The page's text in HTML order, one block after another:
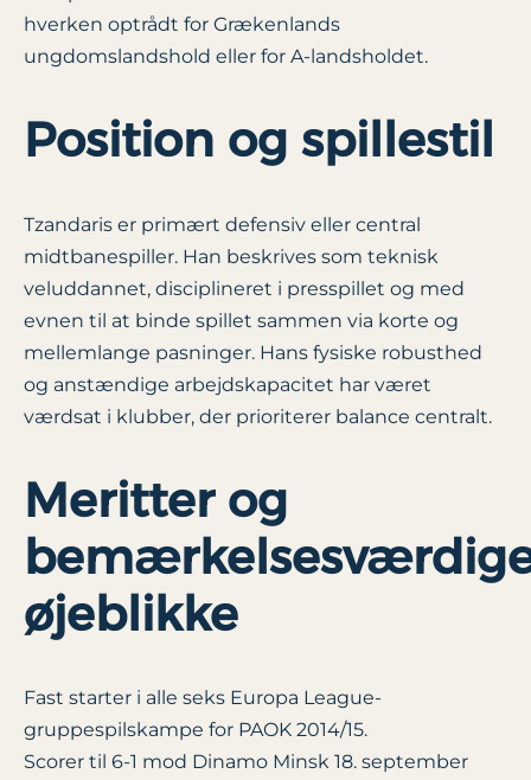
hverken optrådt for Grækenlands
ungdomslandshold eller for A-landsholdet.
Position og spillestil
Tzandaris er primært defensiv eller central
midtbanespiller. Han beskrives som teknisk
veluddannet, disciplineret i presspillet og med
evnen til at binde spillet sammen via korte og
mellemlange pasninger. Hans fysiske robusthed
og anstændige arbejdskapacitet har været
værdsat i klubber, der prioriterer balance centralt.
Meritter og
øjeblikke
Fast starter i alle seks Europa League-
gruppespilskampe for PAOK 2014/15.
Scorer til 6-1 mod Dinamo Minsk 18. september